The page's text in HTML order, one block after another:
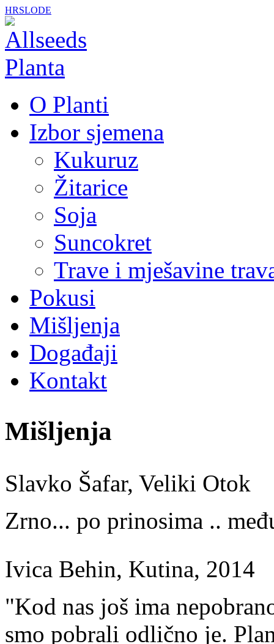
Skip to main content
HRSLODE
Allseeds
Planta
O Planti
Izbor sjemena
Kukuruz
Žitarice
Soja
Suncokret
Trave i mješavine
Pokusi
Mišljenja
Događaji
Kontakt
Mišljenja
Slavko Šafar, Veliki Otok
Zrno... po prinosima ..
Ivica Behin, Kutina, 2014
"Kod nas još ima
smo pobrali odlično je.